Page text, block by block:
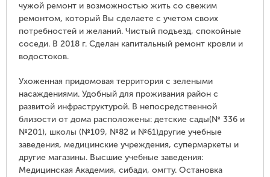
чужой ремонт и возможностью жить со свежим
ремонтом, который Вы сделаете с учетом своих
потребностей и желаний. Чистый подъезд, спокойные
соседи. В 2018 г. Сделан капитальный ремонт кровли и
водостоков.
Ухоженная придомовая территория с зелеными
насаждениями. Удобный для проживания район с
развитой инфраструктурой. В непосредственной
близости от дома расположены: детские сады(№ 336 и
№201), школы (№109, №82 и №61)другие учебные
заведения, медицинские учреждения, супермаркеты и
другие магазины. Высшие учебные заведения:
Медицинская Академия, сибади, омгту. Остановка